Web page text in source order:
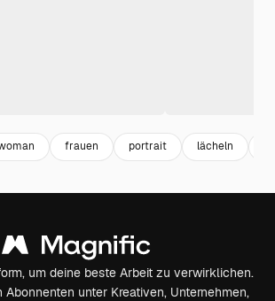
frauen portrait lächeln
um deine beste Arbeit zu verwirklichen.
Abonnenten unter Kreativen, Unternehmen,